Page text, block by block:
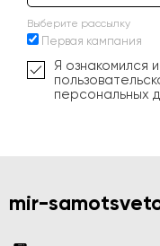
Выберите рассылку
Первая кампания
Я ознакомился
персональных
mir-